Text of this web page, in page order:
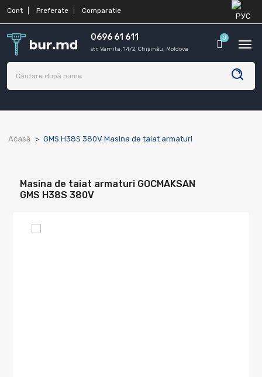
Cont Preferate Comparatie
0696 61 611
str. Varnita, 14/2, Chișinău, Moldova
0
Acasă GMS H38S 380V Masina de taiat armaturi
Masina de taiat armaturi GOCMAKSAN
GMS H38S 380V